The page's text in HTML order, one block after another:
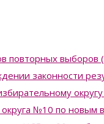
повторных выборов
законности
№10 по